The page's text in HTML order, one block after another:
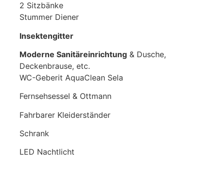
2 Sitzbänke
Stummer Diener
Insektengitter
Moderne Sanitäreinrichtung & Dusche,
Deckenbrause, etc.
WC-Geberit AquaClean Sela
Fernsehsessel & Ottmann
Fahrbarer Kleiderständer
Schrank
LED Nachtlicht